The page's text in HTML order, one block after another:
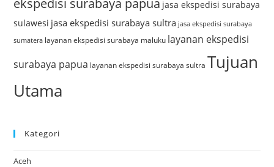
jasa ekspedisi surabaya
sulawesi jasa ekspedisi surabaya sultra jasa ekspedisi surabaya
sumatera layanan ekspedisi surabaya maluku layanan ekspedisi
surabaya papua layanan ekspedisi surabaya sultra Tujuan
Utama
Kategori
Aceh